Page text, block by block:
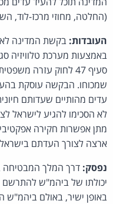
(החלטה, מחוזי מרכז-לוד,
העובדות: בקשת המדינה
באמצעות מערכת טלוויזיה
שמכוחו. הבקשה עוסקת
עדים מהותיים שעדותם
לא הסכימו להגיע לישראל
מתן אפשרות חקירה
ארצה לצורך העדתם
נפסק: דרך המלך המבטיחה
יכולתו של ביהמ"ש
באופן ישיר, באולם ביהמ"ש